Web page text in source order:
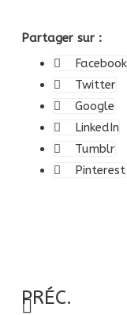
Partager sur :
Facebook
Twitter
Google
LinkedIn
Tumblr
Pinterest
PRÉC.